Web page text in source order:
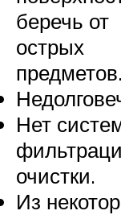
беречь от
острых
Нет
очистки.
Из